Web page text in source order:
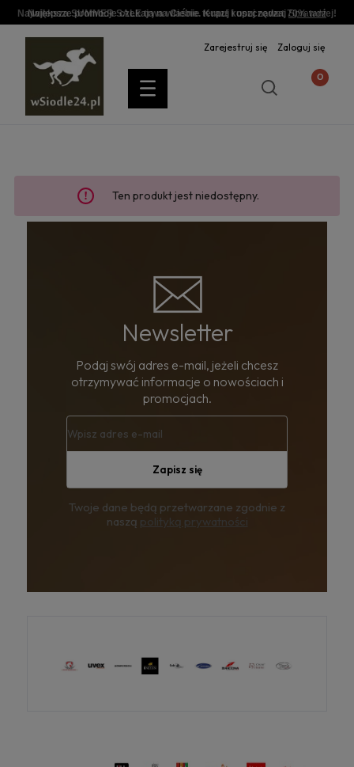
Największa SUMMER SALE trwa właśnie teraz! kupuj nawet 70% taniej!
Najlepsze promocje czekają na Ciebie. Kupuj i oszczędzajSprawdź
Zarejestruj się Zaloguj się
Ten produkt jest niedostępny.
Newsletter
Podaj swój adres e-mail, jeżeli chcesz
otrzymywać informacje o nowościach i
promocjach.
Zapisz się
Twoje dane będą przetwarzane zgodnie z
naszą polityką prywatności